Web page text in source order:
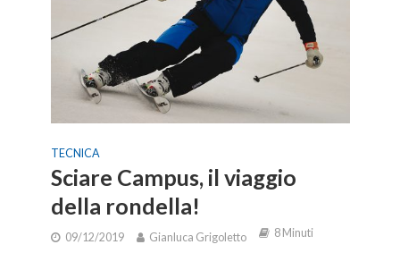
TECNICA
Sciare Campus, il viaggio
della rondella!
09/12/2019 Gianluca Grigoletto 8 Minuti